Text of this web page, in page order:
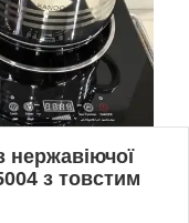
нержавіючої
з товстим